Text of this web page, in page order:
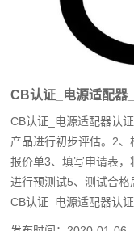
CB认证_电源适配器
CB认证_电源适配器认
产品进行初步评估。2
报价单3、填写申请表，
进行预测试5、测试合
CB认证_电源适配器认